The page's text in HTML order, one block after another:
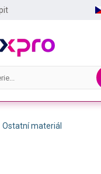
Ostatní materiál